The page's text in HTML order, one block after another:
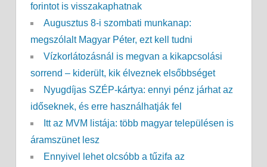
forintot is visszakaphatnak
Augusztus 8-i szombati munkanap:
megszólalt Magyar Péter, ezt kell tudni
Vízkorlátozásnál is megvan a kikapcsolási
sorrend – kiderült, kik élveznek elsőbbséget
Nyugdíjas SZÉP-kártya: ennyi pénz járhat az
időseknek, és erre használhatják fel
Itt az MVM listája: több magyar településen is
áramszünet lesz
Ennyivel lehet olcsóbb a tűzifa az